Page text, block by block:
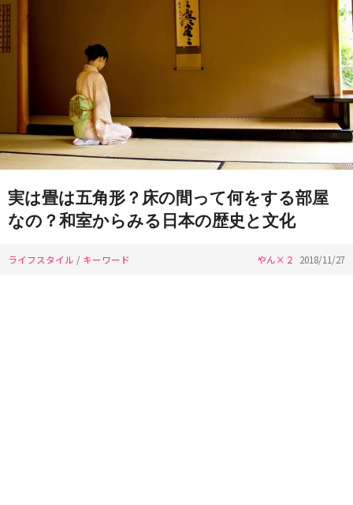
実は畳は五角形？床の間って何をする部屋
なの？和室からみる日本の歴史と文化
ライフスタイル / キーワード やん×２ 2018/11/27